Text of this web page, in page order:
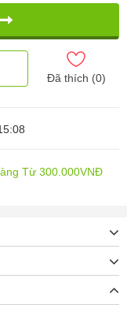
Đã thích (0)
Từ 300.000VNĐ